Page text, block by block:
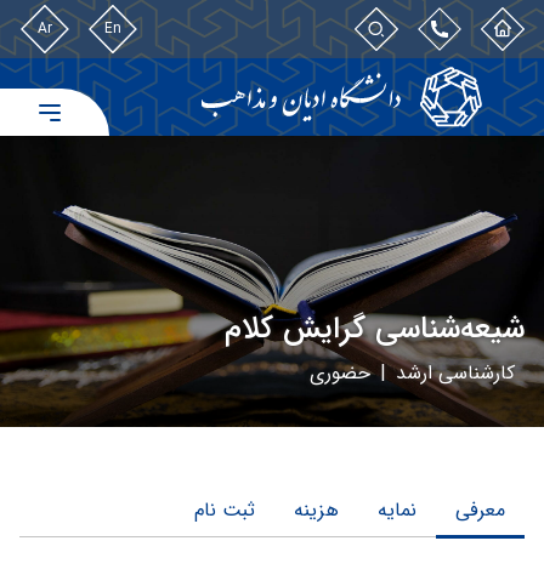
En
Ar
شیعه‌شناسی گرایش کلام
کارشناسی ارشد | حضوری
معرفی نمایه هزینه ثبت نام